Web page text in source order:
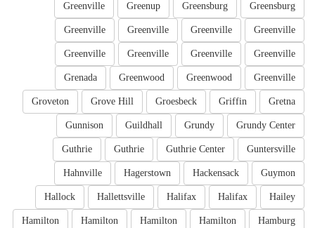
Greensburg
Greensburg
Greenup
Greenville
Greenville
Greenville
Greenville
Greenville
Greenville
Greenville
Greenville
Greenville
Greenville
Greenwood
Greenwood
Grenada
Gretna
Griffin
Groesbeck
Grove Hill
Groveton
Grundy Center
Grundy
Guildhall
Gunnison
Guntersville
Guthrie Center
Guthrie
Guthrie
Guymon
Hackensack
Hagerstown
Hahnville
Hailey
Halifax
Halifax
Hallettsville
Hallock
Hamburg
Hamilton
Hamilton
Hamilton
Hamilton